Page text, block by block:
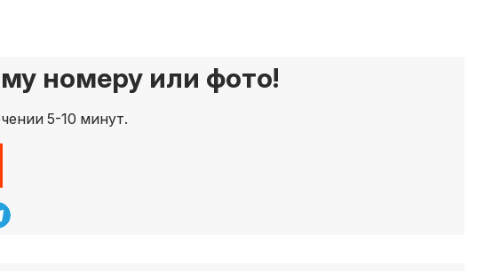
номеру или фото!
5-10 минут.